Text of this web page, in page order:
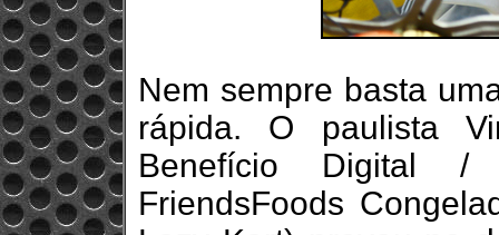
Nem sempre basta
rápida. O paulista
Benefício Digital /
FriendsFoods